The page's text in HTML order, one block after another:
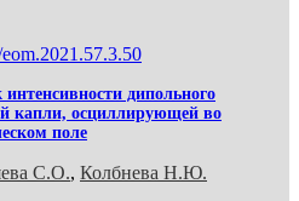
дипольного
капли, осциллирующей во
поле
С.О., Колбнева Н.Ю.